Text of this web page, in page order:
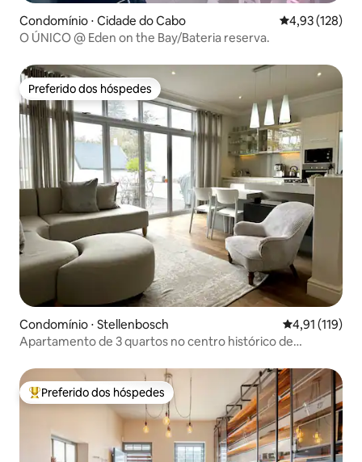
Condomínio ⋅ Cidade do Cabo 4,93 de uma
4,93 (128)
O ÚNICO @ Eden on the Bay/Bateria reserva.
Preferido dos hóspedes
Preferido dos hóspedes
Condomínio ⋅ Stellenbosch 4,91 de uma
4,91 (119)
Apartamento de 3 quartos no centro histórico de
Entre os melhores preferidos dos hóspedes
Preferido dos hóspedes